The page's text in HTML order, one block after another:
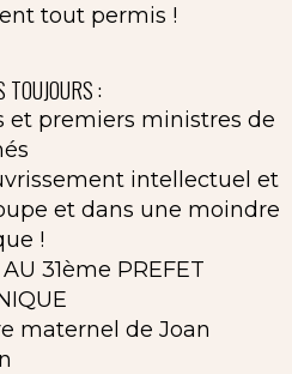
tout permis !
TOUJOURS :
et premiers ministres de
intellectuel et
et dans une moindre
!
31ème PREFET
maternel de Joan